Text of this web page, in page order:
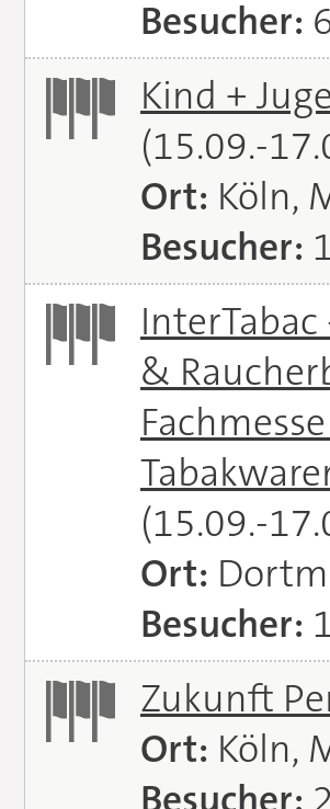
Besucher:
Kind +
(15.09.-
Ort: Köln,
Besucher:
&
(15.09.-
Ort:
Besucher:
Zukunft
Ort: Köln,